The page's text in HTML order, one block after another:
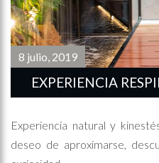
8 julio, 2019
EXPERIENCIA
Experiencia natural y
deseo de aproximarse,